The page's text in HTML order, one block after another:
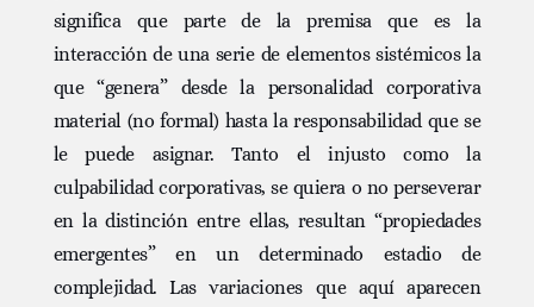
significa que parte de la premisa que es la
interacción de una serie de elementos sistémicos la
que “genera” desde la personalidad corporativa
material (no formal) hasta la responsabilidad que se
le puede asignar. Tanto el injusto como la
culpabilidad corporativas, se quiera o no perseverar
en la distinción entre ellas, resultan “propiedades
emergentes” en un determinado estadio de
complejidad. Las variaciones que aquí aparecen